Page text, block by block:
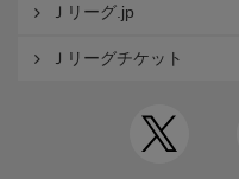
Ｊリーグ.jp
Ｊリーグチケット